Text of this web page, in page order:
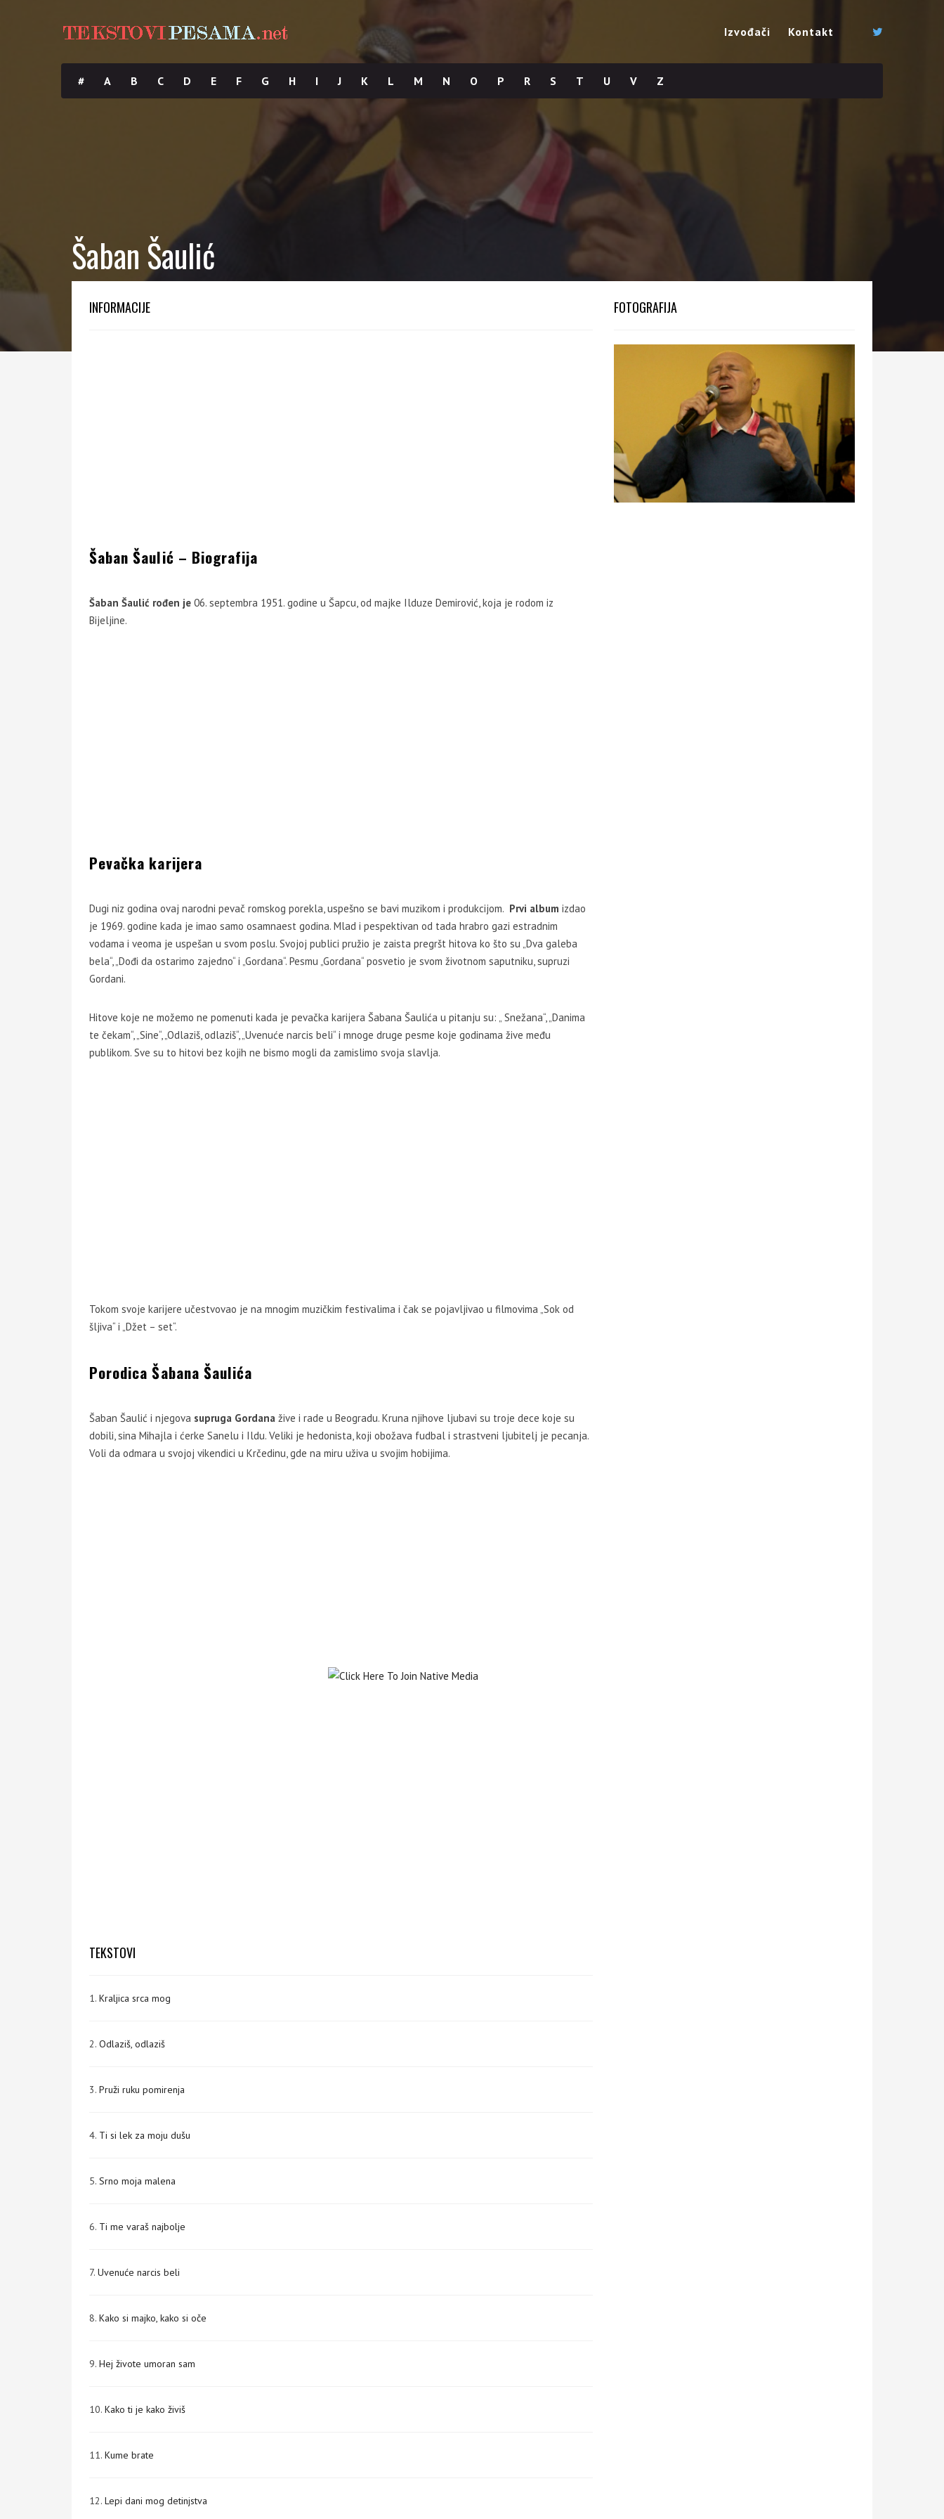
Izvođači Kontakt
# A B C D E F G H I J K L M N O P R S T U V Z
Šaban Šaulić
INFORMACIJE
Šaban Šaulić – Biografija
Šaban Šaulić rođen je 06. septembra 1951. godine u Šapcu, od majke Ilduze Demirović, koja je rodom iz
Bijeljine.
Pevačka karijera
Dugi niz godina ovaj narodni pevač romskog porekla, uspešno se bavi muzikom i produkcijom. Prvi album izdao
je 1969. godine kada je imao samo osamnaest godina. Mlad i pespektivan od tada hrabro gazi estradnim
vodama i veoma je uspešan u svom poslu. Svojoj publici pružio je zaista pregršt hitova ko što su „Dva galeba
bela“, „Dođi da ostarimo zajedno“ i „Gordana“. Pesmu „Gordana“ posvetio je svom životnom saputniku, supruzi
Gordani.
Hitove koje ne možemo ne pomenuti kada je pevačka karijera Šabana Šaulića u pitanju su: „ Snežana“, „Danima
te čekam“, „Sine“, „Odlaziš, odlaziš“, „Uvenuće narcis beli“ i mnoge druge pesme koje godinama žive među
publikom. Sve su to hitovi bez kojih ne bismo mogli da zamislimo svoja slavlja.
Tokom svoje karijere učestvovao je na mnogim muzičkim festivalima i čak se pojavljivao u filmovima „Sok od
šljiva“ i „Džet – set“.
Porodica Šabana Šaulića
Šaban Šaulić i njegova supruga Gordana žive i rade u Beogradu. Kruna njihove ljubavi su troje dece koje su
dobili, sina Mihajla i ćerke Sanelu i Ildu. Veliki je hedonista, koji obožava fudbal i strastveni ljubitelj je pecanja.
Voli da odmara u svojoj vikendici u Krčedinu, gde na miru uživa u svojim hobijima.
FOTOGRAFIJA
TEKSTOVI
1. Kraljica srca mog
2. Odlaziš, odlaziš
3. Pruži ruku pomirenja
4. Ti si lek za moju dušu
5. Srno moja malena
6. Ti me varaš najbolje
7. Uvenuće narcis beli
8. Kako si majko, kako si oče
9. Hej živote umoran sam
10. Kako ti je kako živiš
11. Kume brate
12. Lepi dani mog detinjstva